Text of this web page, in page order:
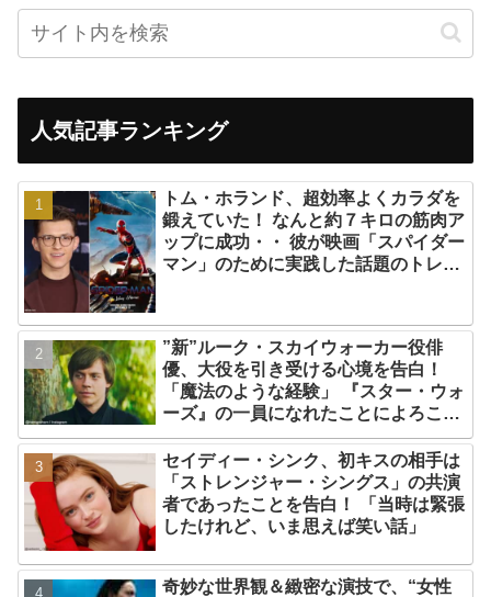
人気記事ランキング
トム・ホランド、超効率よくカラダを
鍛えていた！ なんと約７キロの筋肉ア
ップに成功・・ 彼が映画「スパイダー
マン」のために実践した話題のトレー
”新”ルーク・スカイウォーカー役俳
優、大役を引き受ける心境を告白！
「魔法のような経験」 『スター・ウォ
ーズ』の一員になれたことによろこび
爆発
セイディー・シンク、初キスの相手は
「ストレンジャー・シングス」の共演
者であったことを告白！ 「当時は緊張
したけれど、いま思えば笑い話」
奇妙な世界観＆緻密な演技で、“女性